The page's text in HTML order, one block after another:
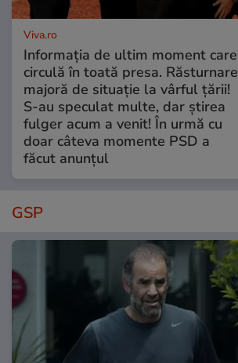
Viva.ro
Informația de ultim moment care
circulă în toată presa. Răsturnare
majoră de situație la vârful țării!
S-au speculat multe, dar știrea
fulger acum a venit! În urmă cu
doar câteva momente PSD a
făcut anunțul
GSP